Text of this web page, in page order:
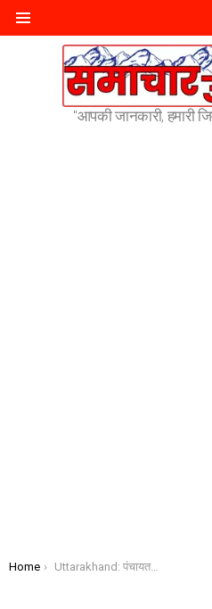
"आपकी जानकारी, हमारी
You are here:
Home Uttarakhand: पंचायत चुनाव; 32,580 प्रत्याशियों के भाग्य का पिटारा खुलेगा कल, वेबसाइट पर भी जारी होंगे नतीजे